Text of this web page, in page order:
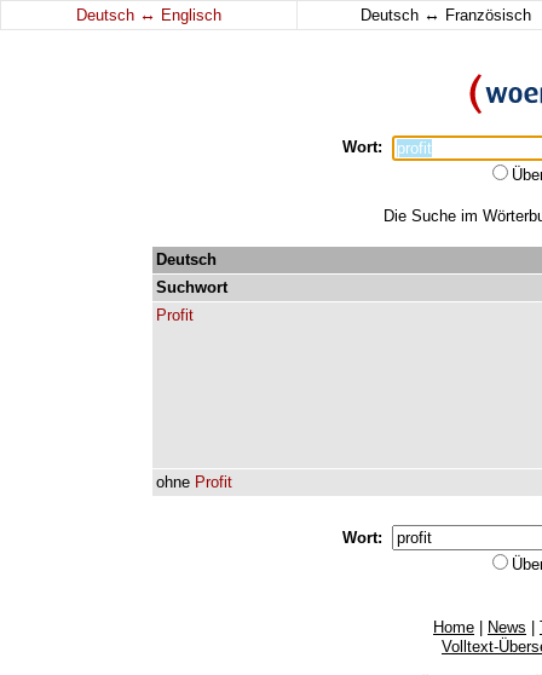
Deutsch ↔ Englisch Deutsch ↔ Französisch
Wort:
Die Suche im
Deutsch
Suchwort
Profit
ohne Profit
Wort:
Home News
Volltext-